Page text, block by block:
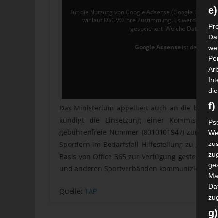
Für die Nutzung von Google Adsense (Google Ireland
wir laut DSGVO Ihre Zustimmung. Es werden
gespeichert. Welche Daten
Google Adsense ist
Das Ministerium appelliert auch an die
kündigt die Einsetzung einer Kommission
gebührenfreie Nummer (8010101947) zur
Sportlern im Bedarfsfall Hilfestellung zu
Basis von Office 365 zur Verfügung gestellt,
und anderen Sportverbänden kommunizieren
Quelle: TAP
f)